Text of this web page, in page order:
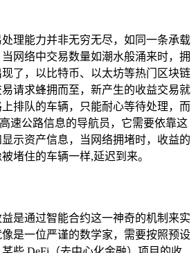
理能力并非无穷无尽，如同一条承载
网络中交易数量如潮水般涌来时，拥
了，以比特币、以太坊等热门区块链
请求蜂拥而至，新产生的收益交易就
排队的车辆，只能耐心等待处理，而
速公路信息的导航员，它需要依靠这
示资产信息，当网络拥堵时，收益的
堵住的车辆一样,延迟到来。
是通过智能合约这一神奇的机制来实
是一位严谨的数学家，需要按照预设